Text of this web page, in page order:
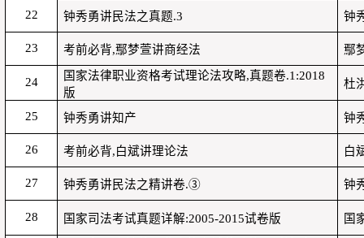
22 钟秀勇讲民法之真题.3 钟
23 考前必背,鄢梦萱讲商经法 鄢
24 国家法律职业资格考试理论法攻略,真题卷.1:2018
版
杜
25 钟秀勇讲知产 钟
26 考前必背,白斌讲理论法 白
27 钟秀勇讲民法之精讲卷.③ 钟
28 国家司法考试真题详解:2005-2015试卷版 国